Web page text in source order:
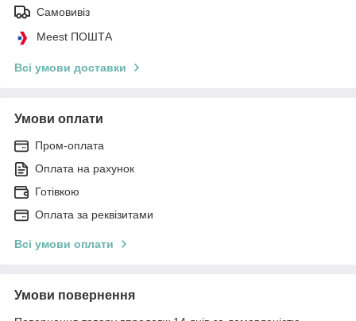
Самовивіз
Meest ПОШТА
Всі умови доставки
Умови оплати
Пром-оплата
Оплата на рахунок
Готівкою
Оплата за реквізитами
Всі умови оплати
Умови повернення